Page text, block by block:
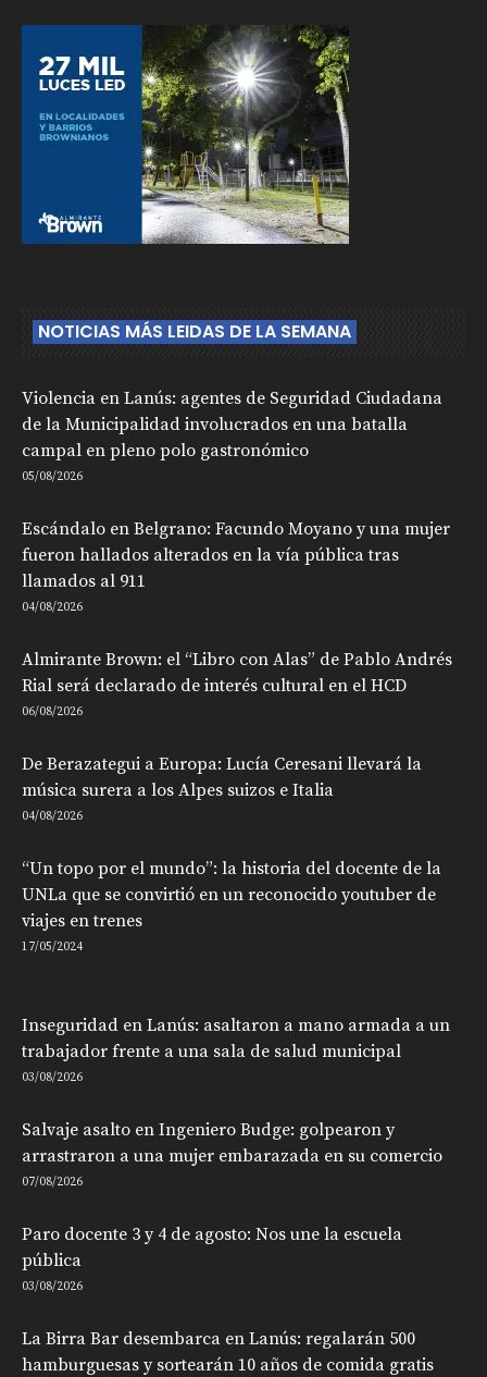
NOTICIAS MÁS LEIDAS DE LA SEMANA
Violencia en Lanús: agentes de Seguridad Ciudadana
de la Municipalidad involucrados en una batalla
campal en pleno polo gastronómico
05/08/2026
Escándalo en Belgrano: Facundo Moyano y una mujer
fueron hallados alterados en la vía pública tras
llamados al 911
04/08/2026
Almirante Brown: el “Libro con Alas” de Pablo Andrés
Rial será declarado de interés cultural en el HCD
06/08/2026
De Berazategui a Europa: Lucía Ceresani llevará la
música surera a los Alpes suizos e Italia
04/08/2026
“Un topo por el mundo”: la historia del docente de la
UNLa que se convirtió en un reconocido youtuber de
viajes en trenes
17/05/2024
Inseguridad en Lanús: asaltaron a mano armada a un
trabajador frente a una sala de salud municipal
03/08/2026
Salvaje asalto en Ingeniero Budge: golpearon y
arrastraron a una mujer embarazada en su comercio
07/08/2026
Paro docente 3 y 4 de agosto: Nos une la escuela
pública
03/08/2026
La Birra Bar desembarca en Lanús: regalarán 500
hamburguesas y sortearán 10 años de comida gratis